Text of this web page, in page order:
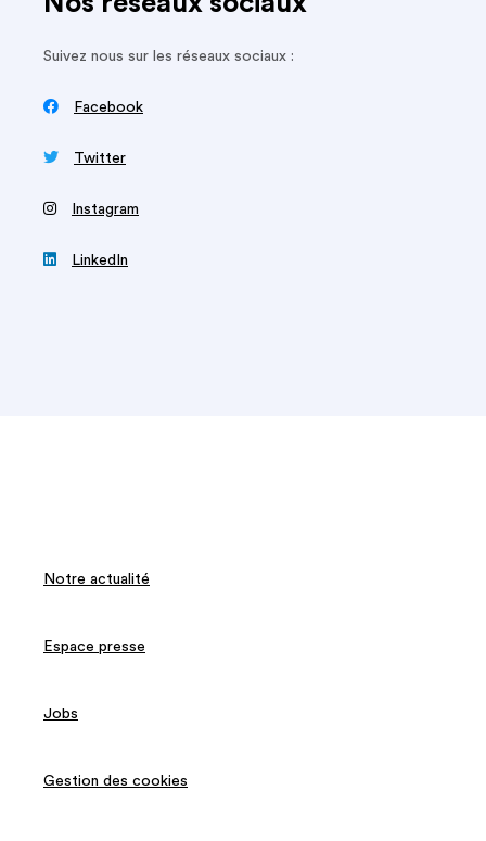
Suivez nous sur les réseaux sociaux :
 Facebook
 Twitter
‍ Instagram
 LinkedIn
Notre actualité
Espace presse
Jobs
Gestion des cookies